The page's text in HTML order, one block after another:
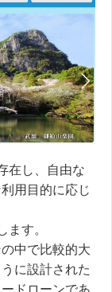
在し、自由な
用目的に応じ
ます。
中で比較的大
に設計された
ドローンであ